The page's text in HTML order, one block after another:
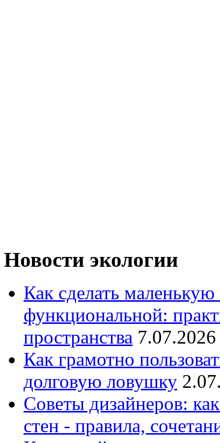
Новости экологии
Как сделать
функциональной:
пространства
Как грамотно
долговую ловушку
Советы дизайнеров:
стен - правила,